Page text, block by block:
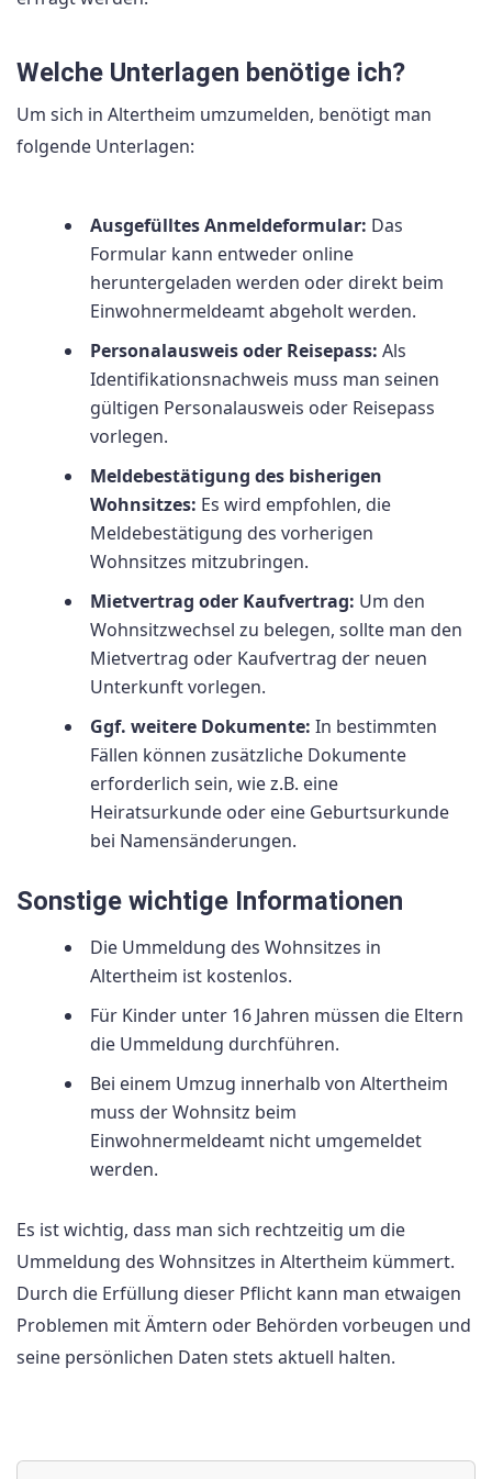
Welche Unterlagen benötige ich?
Um sich in Altertheim umzumelden, benötigt man
folgende Unterlagen:
Ausgefülltes Anmeldeformular: Das
Formular kann entweder online
heruntergeladen werden oder direkt beim
Einwohnermeldeamt abgeholt werden.
Personalausweis oder Reisepass: Als
Identifikationsnachweis muss man seinen
gültigen Personalausweis oder Reisepass
vorlegen.
Meldebestätigung des bisherigen
Wohnsitzes: Es wird empfohlen, die
Meldebestätigung des vorherigen
Wohnsitzes mitzubringen.
Mietvertrag oder Kaufvertrag: Um den
Wohnsitzwechsel zu belegen, sollte man den
Mietvertrag oder Kaufvertrag der neuen
Unterkunft vorlegen.
Ggf. weitere Dokumente: In bestimmten
Fällen können zusätzliche Dokumente
erforderlich sein, wie z.B. eine
Heiratsurkunde oder eine Geburtsurkunde
bei Namensänderungen.
Sonstige wichtige Informationen
Die Ummeldung des Wohnsitzes in
Altertheim ist kostenlos.
Für Kinder unter 16 Jahren müssen die Eltern
die Ummeldung durchführen.
Bei einem Umzug innerhalb von Altertheim
muss der Wohnsitz beim
Einwohnermeldeamt nicht umgemeldet
werden.
Es ist wichtig, dass man sich rechtzeitig um die
Ummeldung des Wohnsitzes in Altertheim kümmert.
Durch die Erfüllung dieser Pflicht kann man etwaigen
Problemen mit Ämtern oder Behörden vorbeugen und
seine persönlichen Daten stets aktuell halten.